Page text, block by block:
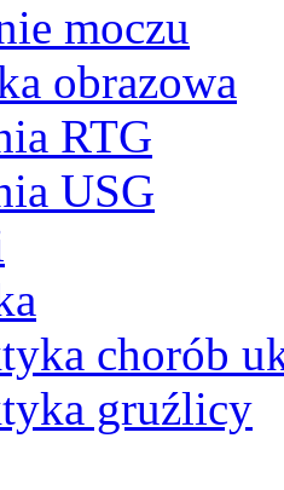
moczu
obrazowa
RTG
USG
chorób
gruźlicy